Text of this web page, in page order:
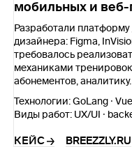
мобильных и веб-
Разработали
дизайнера: Figma,
требовалось
механиками
абонементов, аналитику.
Технологии: GoLang ·
Виды работ: UX/UI ·
КЕЙС BREEZZLY.RU